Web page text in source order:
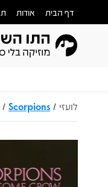
דף הבית אודות
לועזי /
Scorpions
/